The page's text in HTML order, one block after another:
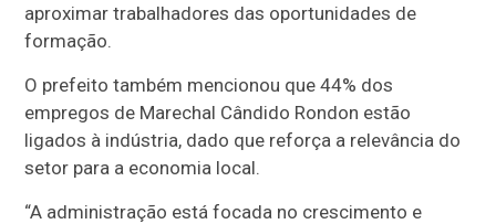
aproximar trabalhadores das oportunidades de
formação.
O prefeito também mencionou que 44% dos
empregos de Marechal Cândido Rondon estão
ligados à indústria, dado que reforça a relevância do
setor para a economia local.
“A administração está focada no crescimento e